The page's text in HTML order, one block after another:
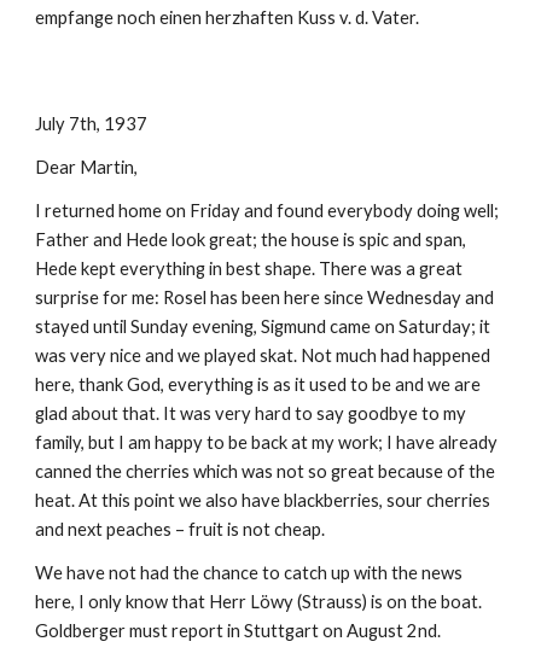
empfange noch einen herzhaften Kuss v. d. Vater.
July 7th, 1937
Dear Martin,
I returned home on Friday and found everybody doing well;
Father and Hede look great; the house is spic and span,
Hede kept everything in best shape. There was a great
surprise for me: Rosel has been here since Wednesday and
stayed until Sunday evening, Sigmund came on Saturday; it
was very nice and we played skat. Not much had happened
here, thank God, everything is as it used to be and we are
glad about that. It was very hard to say goodbye to my
family, but I am happy to be back at my work; I have already
canned the cherries which was not so great because of the
heat. At this point we also have blackberries, sour cherries
and next peaches – fruit is not cheap.
We have not had the chance to catch up with the news
here, I only know that Herr Löwy (Strauss) is on the boat.
Goldberger must report in Stuttgart on August 2nd.